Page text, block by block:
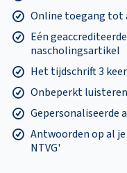
Online toegang tot
Eén
nascholingsartikel
Het tijdschrift 3
Onbeperkt
Gepersonaliseerde
Antwoorden op al
NTVG'